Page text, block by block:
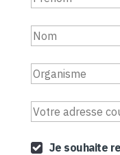
Je souhaite